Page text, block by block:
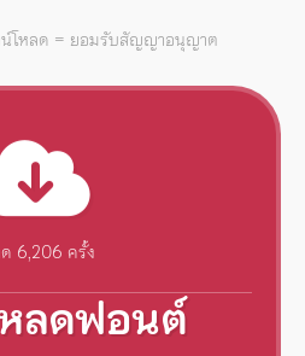
โหลด = ยอมรับสัญญาอนุญาต
6,206 ครั้ง
ลดฟอนต์